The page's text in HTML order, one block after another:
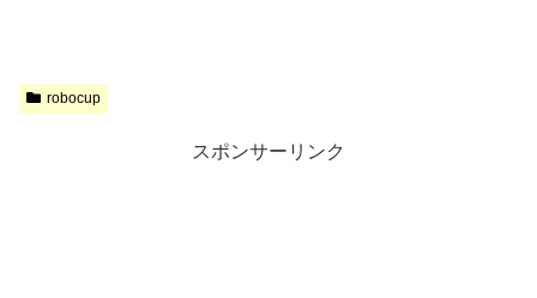
robocup
スポンサーリンク